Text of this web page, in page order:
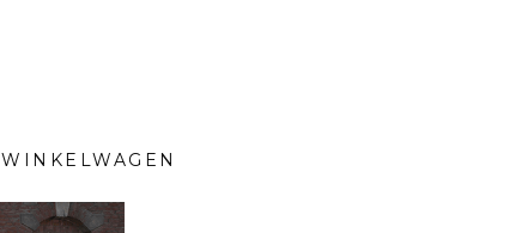
WINKELWAGEN